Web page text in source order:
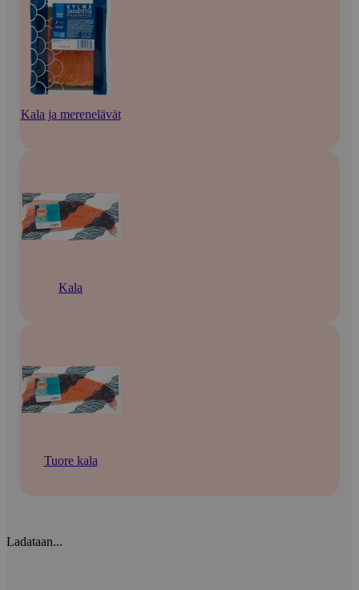
Kala ja merenelävät
Kala
Tuore kala
Ladataan...